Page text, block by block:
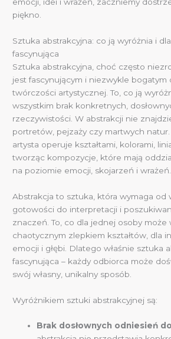
piękno.
Sztuka abstrakcyjna: co ją wyróżnia i
fascynująca
Sztuka abstrakcyjna, choć często
jest fascynującym i niezwykle bogatym
twórczości artystycznej. To, co ją
wszystkim brak konkretnych,
rzeczywistości. W abstrakcji nie
portretów, pejzaży czy martwych natur.
artysta operuje kształtami, kolorami,
tworząc kompozycje, które mają
na poziomie emocji, skojarzeń i wrażeń.
Abstrakcja to sztuka, która wymaga od
gotowości do interpretacji i
znaczeń. To, co dla jednej osoby może
chaotycznym zlepkiem kształtów, dla
emocji i głębi. Dlatego właśnie sztuka
fascynująca – każdy odbiorca może
swój własny, unikalny sposób.
Wyróżnikiem sztuki abstrakcyjnej są:
Brak dosłownych odniesień